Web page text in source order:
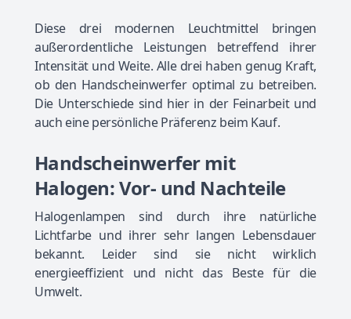
Diese drei modernen Leuchtmittel bringen
außerordentliche Leistungen betreffend ihrer
Intensität und Weite. Alle drei haben genug Kraft,
ob den Handscheinwerfer optimal zu betreiben.
Die Unterschiede sind hier in der Feinarbeit und
auch eine persönliche Präferenz beim Kauf.
Handscheinwerfer mit
Halogen: Vor- und Nachteile
Halogenlampen sind durch ihre natürliche
Lichtfarbe und ihrer sehr langen Lebensdauer
bekannt. Leider sind sie nicht wirklich
energieeffizient und nicht das Beste für die
Umwelt.